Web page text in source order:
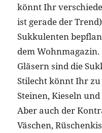
könnt Ihr
ist gerade der
Sukkulenten
dem
Gläsern sind die
Stilecht könnt Ihr
Steinen, Kieseln
Aber auch der
Väschen,